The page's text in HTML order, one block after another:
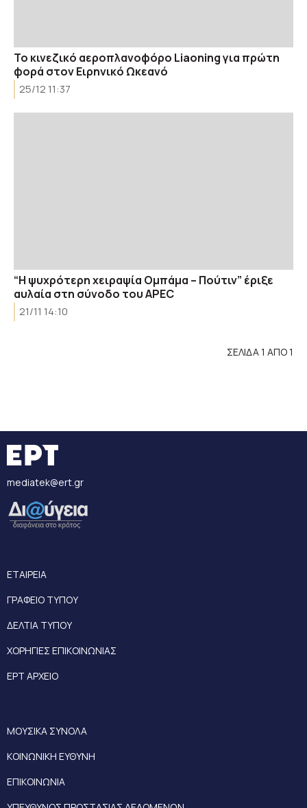
Το κινεζικό αεροπλανοφόρο Liaoning για πρώτη
φορά στον Ειρηνικό Ωκεανό
25/12 11:37
“Η ψυχρότερη χειραψία Ομπάμα – Πούτιν” έριξε
αυλαία στη σύνοδο του APEC
21/11 14:10
ΣΕΛΙΔΑ 1 ΑΠΟ 1
mediatek@ert.gr
ΕΤΑΙΡΕΙΑ
ΓΡΑΦΕΙΟ ΤΥΠΟΥ
ΔΕΛΤΙΑ ΤΥΠΟΥ
ΧΟΡΗΓΙΕΣ ΕΠΙΚΟΙΝΩΝΙΑΣ
ΕΡΤ ΑΡΧΕΙΟ
ΜΟΥΣΙΚΑ ΣΥΝΟΛΑ
ΚΟΙΝΩΝΙΚΗ ΕΥΘΥΝΗ
ΕΠΙΚΟΙΝΩΝΙΑ